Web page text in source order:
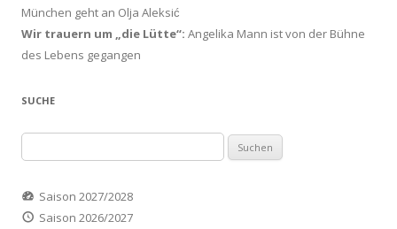
München geht an Olja Aleksić
Wir trauern um „die Lütte“: Angelika Mann ist von der Bühne
des Lebens gegangen
SUCHE
nach:
Saison 2027/2028
Saison 2026/2027